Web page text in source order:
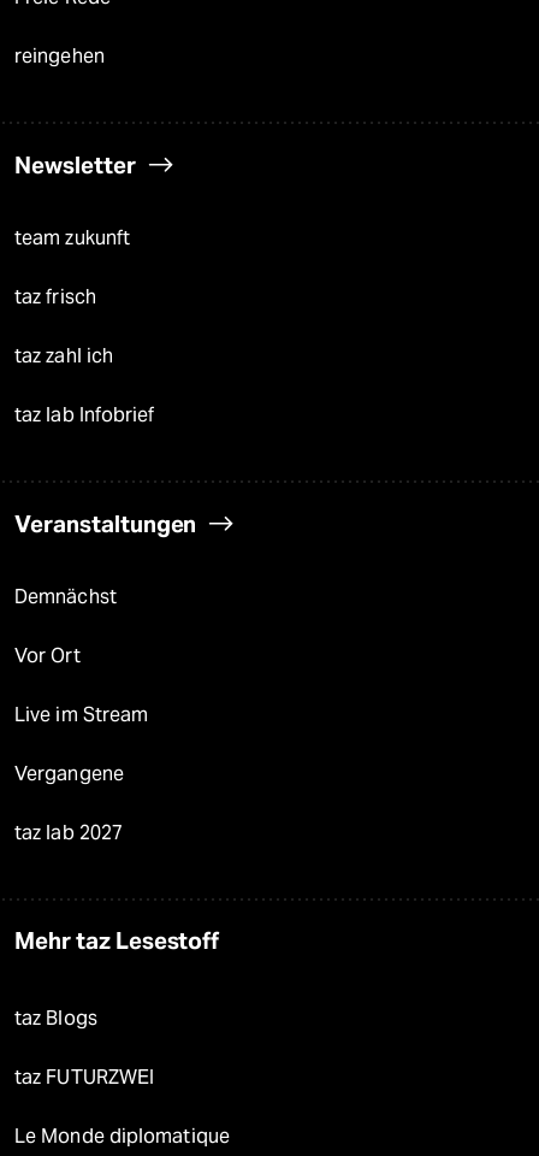
reingehen
Newsletter
team zukunft
taz frisch
taz zahl ich
taz lab Infobrief
Veranstaltungen
Demnächst
Vor Ort
Live im Stream
Vergangene
taz lab 2027
Mehr taz Lesestoff
taz Blogs
taz FUTURZWEI
Le Monde diplomatique